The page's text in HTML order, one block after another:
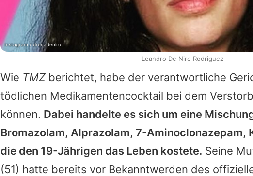
Wie TMZ berichtet, habe der verantwortliche
tödlichen Medikamentencocktail bei dem
können. Dabei handelte es sich um eine
Bromazolam, Alprazolam, 7-Aminoclonazepam,
die den 19-Jährigen das Leben kostete. Seine
(51) hatte bereits vor Bekanntwerden des
Instagram / drenadeniro
Leandro De Niro Rodriguez